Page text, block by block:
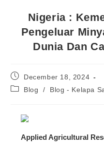
Nigeria :
Pengeluar
Dunia Dan
December 18, 2024
Blog
/ Blog - Kelapa
Applied Agricultural